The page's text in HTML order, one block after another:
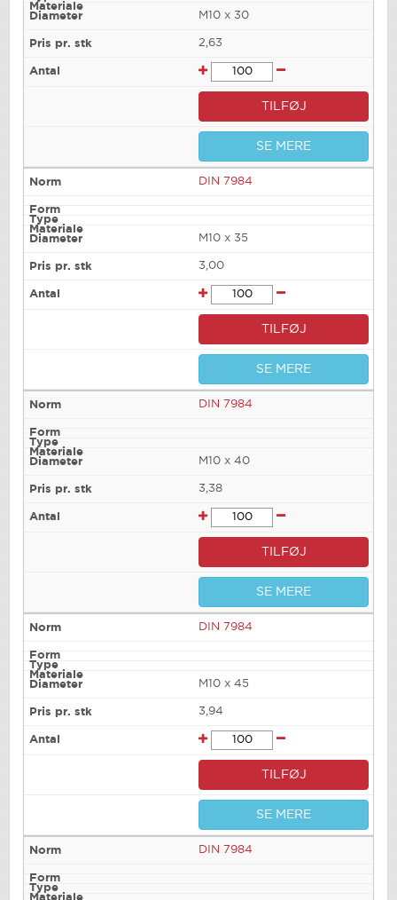
M10 x 30
2,63
TILFØJ
SE MERE
DIN 7984
M10 x 35
3,00
TILFØJ
SE MERE
DIN 7984
M10 x 40
3,38
TILFØJ
SE MERE
DIN 7984
M10 x 45
3,94
TILFØJ
SE MERE
DIN 7984